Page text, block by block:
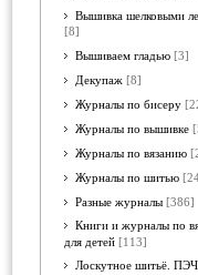
Вышивка шелковыми
[8]
Вышиваем гладью [3]
Декупаж [8]
Журналы по бисеру
Журналы по вышивке
Журналы по вязанию
Журналы по шитью
Разные журналы [386]
Книги и журналы по
для детей [113]
Лоскутное шитьё.